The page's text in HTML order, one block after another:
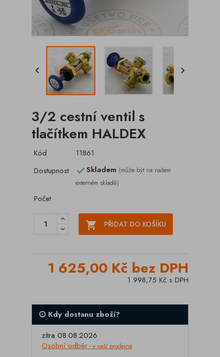
 
3/2 cestní ventil s
tlačítkem HALDEX
Kód
11861
Dostupnost
Skladem (může být na našem
externém skladě)
Počet
 PŘIDAT DO KOŠÍKU
1 625,00 Kč bez DPH
1 998,75 Kč s DPH
Kdy dostanu zboží?
zítra 08.08.2026
Osobní odběr - v naší prodejně